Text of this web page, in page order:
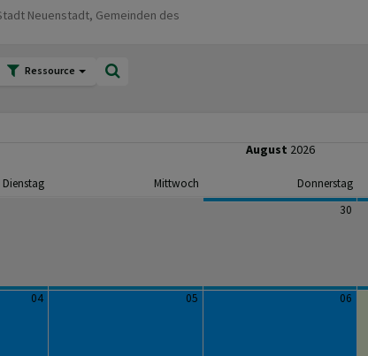
Neuenstadt, Gemeinden des
Ressource
August 2026
Dienstag Mittwoch Donnerstag
04 05
30
06